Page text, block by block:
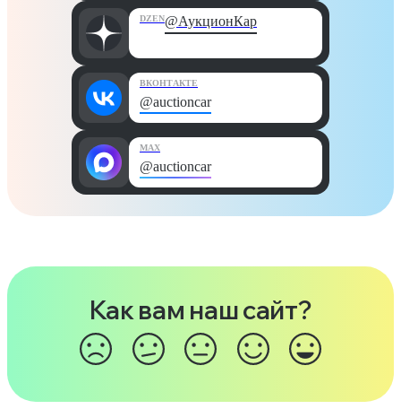
DZEN@АукционКар
ВКОНТАКТЕ
@auctioncar
MAX
@auctioncar
Как вам наш сайт?